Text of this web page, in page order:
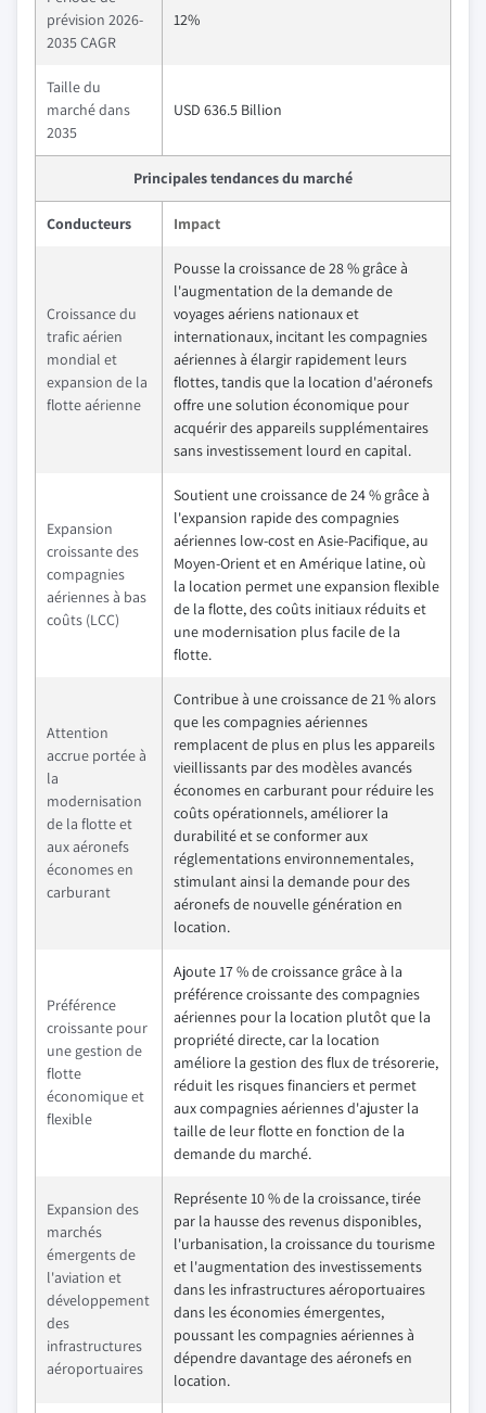
prévision 2026-
2035 CAGR
12%
Taille du
marché dans
2035
USD 636.5 Billion
Principales tendances du marché
Conducteurs Impact
Croissance du
trafic aérien
mondial et
expansion de la
flotte aérienne
Pousse la croissance de 28 % grâce à
l'augmentation de la demande de
voyages aériens nationaux et
internationaux, incitant les compagnies
aériennes à élargir rapidement leurs
flottes, tandis que la location d'aéronefs
offre une solution économique pour
acquérir des appareils supplémentaires
sans investissement lourd en capital.
Expansion
croissante des
compagnies
aériennes à bas
coûts (LCC)
Soutient une croissance de 24 % grâce à
l'expansion rapide des compagnies
aériennes low-cost en Asie-Pacifique, au
Moyen-Orient et en Amérique latine, où
la location permet une expansion flexible
de la flotte, des coûts initiaux réduits et
une modernisation plus facile de la
flotte.
Attention
accrue portée à
la
modernisation
de la flotte et
aux aéronefs
économes en
carburant
Contribue à une croissance de 21 % alors
que les compagnies aériennes
remplacent de plus en plus les appareils
vieillissants par des modèles avancés
économes en carburant pour réduire les
coûts opérationnels, améliorer la
durabilité et se conformer aux
réglementations environnementales,
stimulant ainsi la demande pour des
aéronefs de nouvelle génération en
location.
Préférence
croissante pour
une gestion de
flotte
économique et
flexible
Ajoute 17 % de croissance grâce à la
préférence croissante des compagnies
aériennes pour la location plutôt que la
propriété directe, car la location
améliore la gestion des flux de trésorerie,
réduit les risques financiers et permet
aux compagnies aériennes d'ajuster la
taille de leur flotte en fonction de la
demande du marché.
Expansion des
marchés
émergents de
l'aviation et
développement
des
infrastructures
aéroportuaires
Représente 10 % de la croissance, tirée
par la hausse des revenus disponibles,
l'urbanisation, la croissance du tourisme
et l'augmentation des investissements
dans les infrastructures aéroportuaires
dans les économies émergentes,
poussant les compagnies aériennes à
dépendre davantage des aéronefs en
location.